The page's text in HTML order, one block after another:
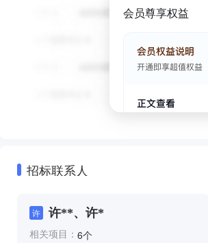
会员尊享权益
招标联系人
许 许**、许*
相关项目： 6个